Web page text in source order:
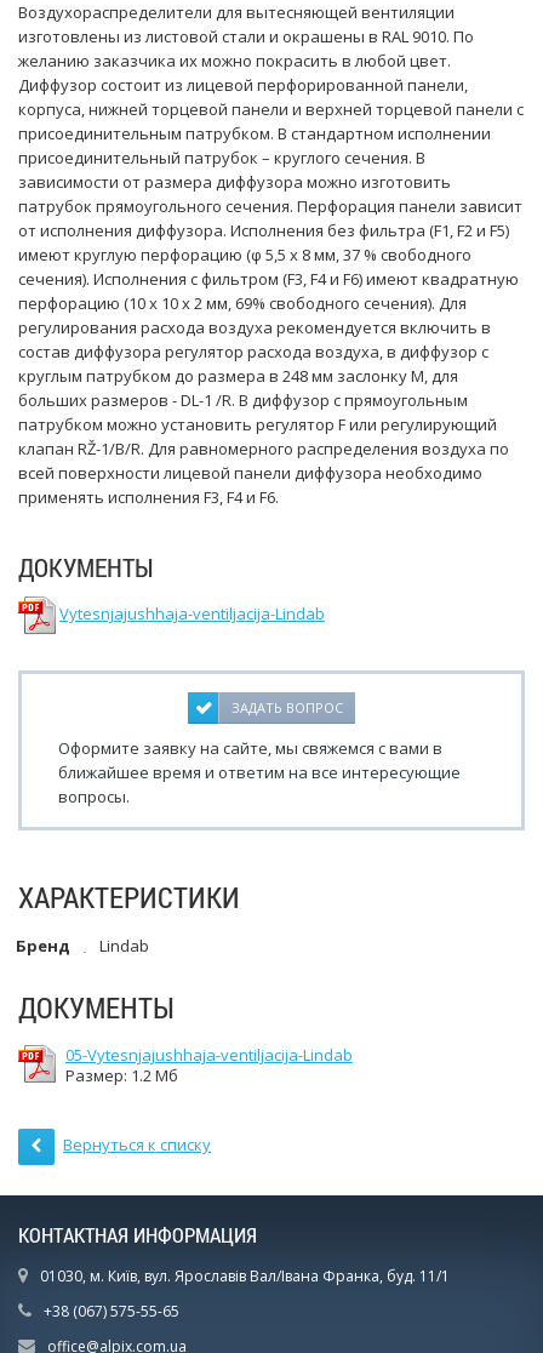
Воздухораспределители для вытесняющей вентиляции
изготовлены из листовой стали и окрашены в RAL 9010. По
желанию заказчика их можно покрасить в любой цвет.
Диффузор состоит из лицевой перфорированной панели,
корпуса, нижней торцевой панели и верхней торцевой панели с
присоединительным патрубком. В стандартном исполнении
присоединительный патрубок – круглого сечения. В
зависимости от размера диффузора можно изготовить
патрубок прямоугольного сечения. Перфорация панели зависит
от исполнения диффузора. Исполнения без фильтра (F1, F2 и F5)
имеют круглую перфорацию (φ 5,5 х 8 мм, 37 % свободного
сечения). Исполнения с фильтром (F3, F4 и F6) имеют квадратную
перфорацию (10 х 10 х 2 мм, 69% свободного сечения). Для
регулирования расхода воздуха рекомендуется включить в
состав диффузора регулятор расхода воздуха, в диффузор c
круглым патрубком до размера в 248 мм заслонку М, для
больших размеров - DL-1 /R. В диффузор с прямоугольным
патрубком можно установить регулятор F или регулирующий
клапан RŽ-1/B/R. Для равномерного распределения воздуха по
всей поверхности лицевой панели диффузора необходимо
применять исполнения F3, F4 и F6.
ДОКУМЕНТЫ
Vytesnjajushhaja-ventiljacija-Lindab
ЗАДАТЬ ВОПРОС
Оформите заявку на сайте, мы свяжемся с вами в
ближайшее время и ответим на все интересующие
вопросы.
ХАРАКТЕРИСТИКИ
Бренд Lindab
ДОКУМЕНТЫ
05-Vytesnjajushhaja-ventiljacija-Lindab
Размер: 1.2 Мб
Вернуться к списку
КОНТАКТНАЯ ИНФОРМАЦИЯ
01030, м. Київ, вул. Ярославів Вал/Івана Франка, буд. 11/1
+38 (067) 575-55-65
office@alpix.com.ua